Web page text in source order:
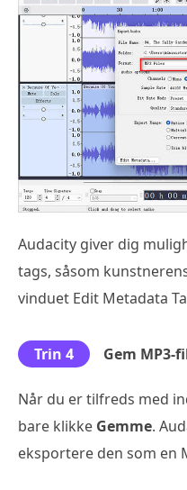
Audacity giver dig
tags, såsom
vinduet Edit Metadata
Trin 4 Gem MP3-
Når du er tilfreds med
bare klikke Gemme.
eksportere den som en